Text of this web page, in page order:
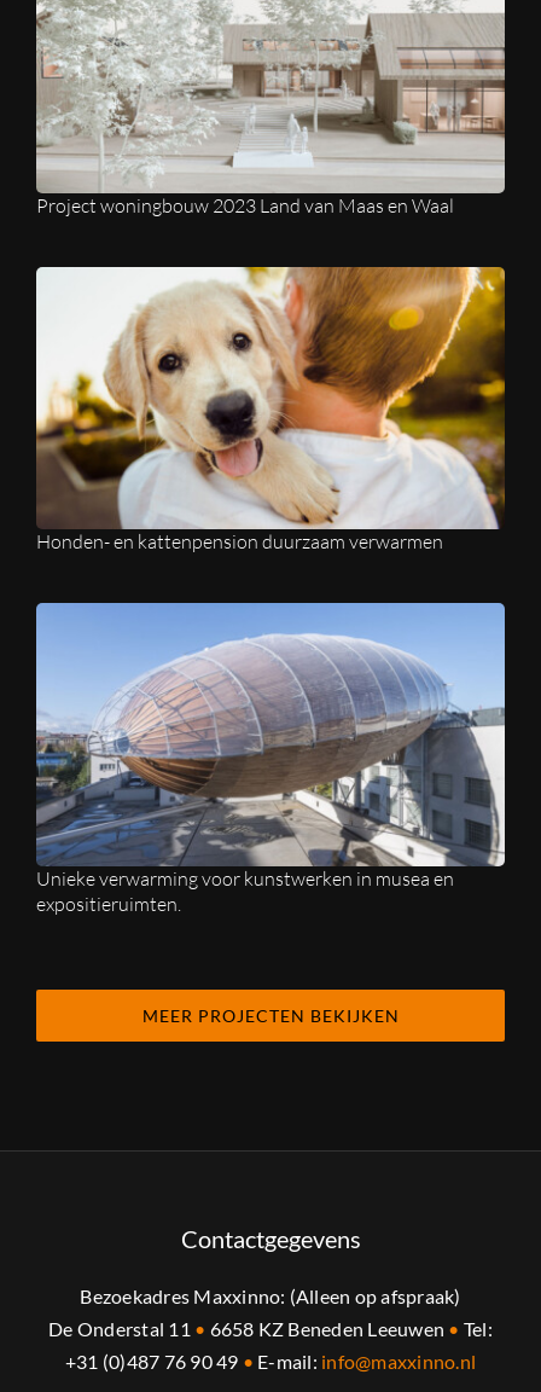
Project woningbouw 2023 Land van Maas en Waal
Honden- en kattenpension duurzaam verwarmen
Unieke verwarming voor kunstwerken in musea en
expositieruimten.
MEER PROJECTEN BEKIJKEN
Contactgegevens
Bezoekadres Maxxinno: (Alleen op afspraak)
De Onderstal 11 • 6658 KZ Beneden Leeuwen • Tel:
+31 (0)487 76 90 49 • E-mail: info@maxxinno.nl